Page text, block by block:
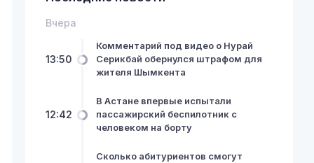
Вчера
13:50
Комментарий под видео о Нурай
Серикбай обернулся штрафом для
жителя Шымкента
12:42
В Астане впервые испытали
пассажирский беспилотник с
человеком на борту
Сколько абитуриентов смогут